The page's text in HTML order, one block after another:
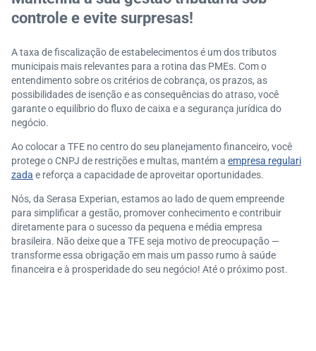
controle e evite surpresas!
A taxa de fiscalização de estabelecimentos é um dos tributos
municipais mais relevantes para a rotina das PMEs. Com o
entendimento sobre os critérios de cobrança, os prazos, as
possibilidades de isenção e as consequências do atraso, você
garante o equilíbrio do fluxo de caixa e a segurança jurídica do
negócio.
Ao colocar a TFE no centro do seu planejamento financeiro, você
protege o CNPJ de restrições e multas, mantém a empresa regulari
zada e reforça a capacidade de aproveitar oportunidades.
Nós, da Serasa Experian, estamos ao lado de quem empreende
para simplificar a gestão, promover conhecimentoe contribuir
diretamente para o sucesso da pequena e média empresa
brasileira. Não deixe que a TFE seja motivo de preocupação —
transforme essa obrigação em mais um passo rumo à saúde
financeira e à prosperidade do seu negócio! Até o próximo post.